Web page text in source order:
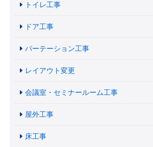
トイレ工事
ドア工事
パーテーション工事
レイアウト変更
会議室・セミナールーム工事
屋外工事
床工事